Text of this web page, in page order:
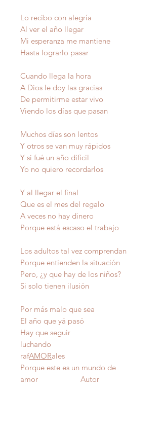
Lo recibo con alegría
Al ver el año llegar
Mi esperanza me mantiene
Hasta lograrlo pasar
Cuando llega la hora
A Dios le doy las gracias
De permitirme estar vivo
Viendo los días que pasan
Muchos días son lentos
Y otros se van muy rápidos
Y si fué un año difícil
Yo no quiero recordarlos
Y al llegar el final
Que es el mes del regalo
A veces no hay dinero
Porque está escaso el trabajo
Los adultos tal vez comprendan
Porque entienden la situación
Pero, ¿y que hay de los niños?
Si solo tienen ilusión
Por más malo que sea
El año que yá pasó
Hay que seguir
luchando
rafAMORales
Porque este es un mundo de
amor Autor